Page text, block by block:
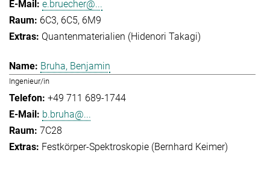
e.bruecher@...
6C3, 6C5, 6M9
Quantenmaterialien (Hidenori Takagi)
Bruha, Benjamin
Ingenieur/in
+49 711 689-1744
b.bruha@...
7C28
Festkörper-Spektroskopie (Bernhard Keimer)